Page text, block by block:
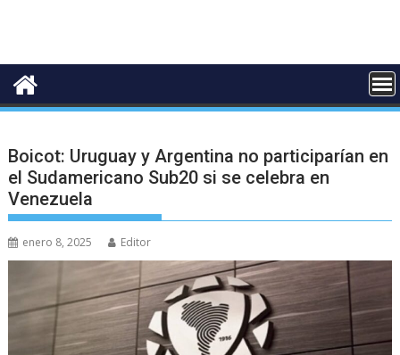
Boicot: Uruguay y Argentina no participarían en
el Sudamericano Sub20 si se celebra en
Venezuela
enero 8, 2025 Editor